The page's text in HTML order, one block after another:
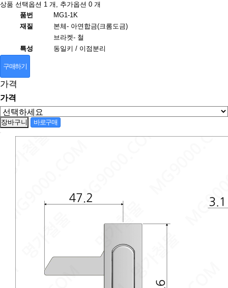
상품 선택옵션 1 개, 추가옵션 0 개
품번
MG1-1K
재질
본체- 아연합금(크롬도금)
브라켓- 철
특성
동일키 / 이점분리
구매하기
가격
가격